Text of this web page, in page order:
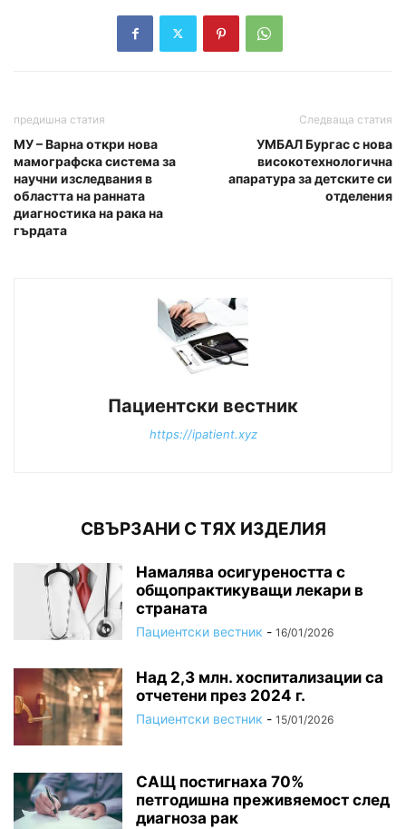
предишна статия
МУ – Варна откри нова
мамографска система за
научни изследвания в
областта на ранната
диагностика на рака на
гърдата
Следваща статия
УМБАЛ Бургас с нова
високотехнологична
апаратура за детските си
отделения
Пациентски вестник
https://ipatient.xyz
СВЪРЗАНИ С ТЯХ ИЗДЕЛИЯ
Намалява осигуреността с
общопрактикуващи лекари в
страната
Пациентски вестник - 16/01/2026
Над 2,3 млн. хоспитализации са
отчетени през 2024 г.
Пациентски вестник - 15/01/2026
САЩ постигнаха 70%
петгодишна преживяемост след
диагноза рак